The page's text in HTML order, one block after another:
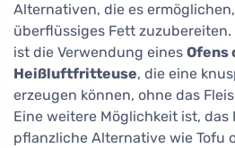
Alternativen, die es
überflüssiges Fett
ist die Verwendung eines Ofens
Heißluftfritteuse, die eine
erzeugen können, ohne das
Eine weitere Möglichkeit ist, das
pflanzliche Alternative wie Tofu